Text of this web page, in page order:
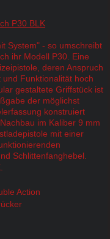
P30 BLK
System" - so umschreibt
ihr Modell P30. Eine
deren Anspruch
und Funktionalität hoch
gestaltete Griffstück ist
der möglichst
konstruiert
im Kaliber 9 mm
mit einer
Schlittenfanghebel.
Action